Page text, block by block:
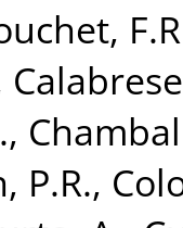
,
P.R.,